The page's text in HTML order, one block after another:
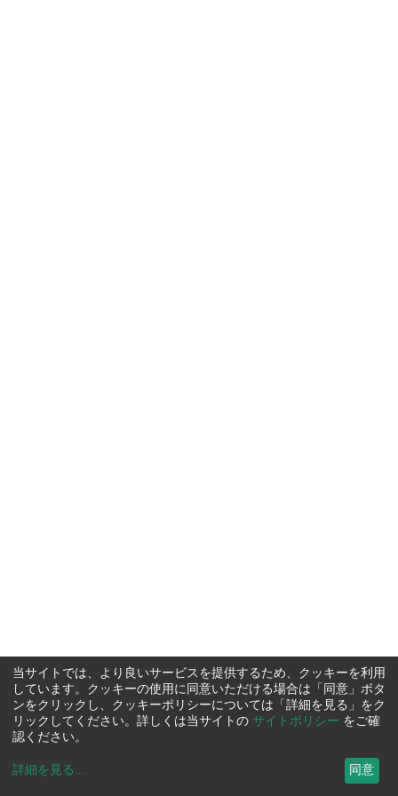
当サイトでは、より良いサービスを提供するため、クッキーを利用
しています。クッキーの使用に同意いただける場合は「同意」ボタ
ンをクリックし、クッキーポリシーについては「詳細を見る」をク
リックしてください。詳しくは当サイトの サイトポリシー をご確
認ください。
詳細を見る ... 同意